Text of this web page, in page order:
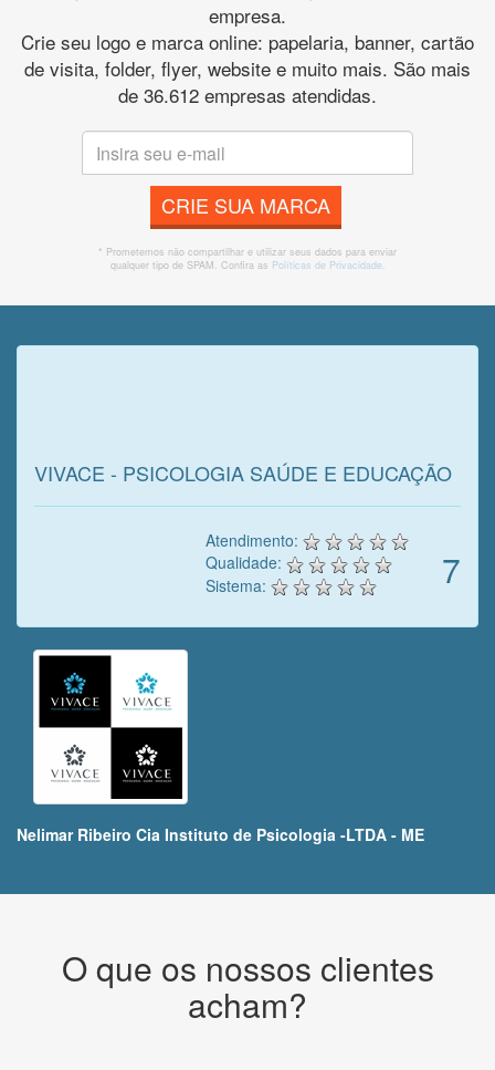
empresa.
Crie seu logo e marca online: papelaria, banner, cartão
de visita, folder, flyer, website e muito mais. São mais
de 36.612 empresas atendidas.
CRIE SUA MARCA
* Prometemos não compartilhar e utilizar seus dados para enviar
qualquer tipo de SPAM. Confira as Políticas de Privacidade.
VIVACE - PSICOLOGIA SAÚDE E EDUCAÇÃO
7
Atendimento:
Qualidade:
Sistema:
Nelimar Ribeiro Cia Instituto de Psicologia -LTDA - ME
O que os nossos clientes
acham?